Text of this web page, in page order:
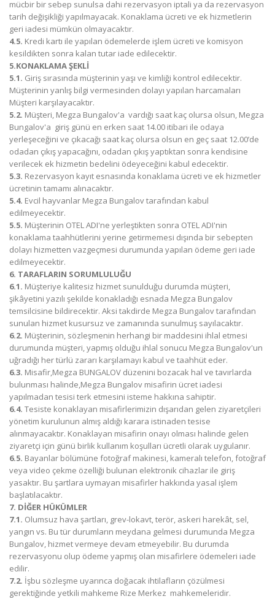
mücbir bir sebep sunulsa dahi rezervasyon iptali ya da rezervasyon
tarih değişikliği yapılmayacak. Konaklama ücreti ve ek hizmetlerin
geri iadesi mümkün olmayacaktır.
4.5. Kredi kartı ile yapılan ödemelerde işlem ücreti ve komisyon
kesildikten sonra kalan tutar iade edilecektir.
5.KONAKLAMA ŞEKLİ
5.1. Giriş sırasında müşterinin yaşı ve kimliği kontrol edilecektir.
Müşterinin yanlış bilgi vermesinden dolayı yapılan harcamaları
Müşteri karşılayacaktır.
5.2. Müşteri, Megza Bungalov'a vardığı saat kaç olursa olsun, Megza
Bungalov'a giriş günü en erken saat 14.00 itibari ile odaya
yerleşeceğini ve çıkacağı saat kaç olursa olsun en geç saat 12.00’de
odadan çıkış yapacağını, odadan çıkış yaptıktan sonra kendisine
verilecek ek hizmetin bedelini ödeyeceğini kabul edecektir.
5.3. Rezervasyon kayıt esnasında konaklama ücreti ve ek hizmetler
ücretinin tamamı alınacaktır.
5.4. Evcil hayvanlar Megza Bungalov tarafından kabul
edilmeyecektir.
5.5. Müşterinin OTEL ADI'ne yerleştikten sonra OTEL ADI'nin
konaklama taahhütlerini yerine getirmemesi dışında bir sebepten
dolayı hizmetten vazgeçmesi durumunda yapılan ödeme geri iade
edilmeyecektir.
6. TARAFLARIN SORUMLULUĞU
6.1. Müşteriye kalitesiz hizmet sunulduğu durumda müşteri,
şikâyetini yazılı şekilde konakladığı esnada Megza Bungalov
temsilcisine bildirecektir. Aksi takdirde Megza Bungalov tarafından
sunulan hizmet kusursuz ve zamanında sunulmuş sayılacaktır.
6.2. Müşterinin, sözleşmenin herhangi bir maddesini ihlal etmesi
durumunda müşteri, yapmış olduğu ihlal sonucu Megza Bungalov'un
uğradığı her türlü zararı karşılamayı kabul ve taahhüt eder.
6.3. Misafir,Megza BUNGALOV düzenini bozacak hal ve tavırlarda
bulunması halinde,Megza Bungalov misafirin ücret iadesi
yapılmadan tesisi terk etmesini isteme hakkına sahiptir.
6.4. Tesiste konaklayan misafirlerimizin dışarıdan gelen ziyaretçileri
yönetim kurulunun almış aldığı karara istinaden tesise
alınmayacaktır. Konaklayan misafirin onayı olması halinde gelen
ziyaretçi için günü birlik kullanım koşulları ücretli olarak uygulanır.
6.5. Bayanlar bölümüne fotoğraf makinesi, kameralı telefon, fotoğraf
veya video çekme özelliği bulunan elektronik cihazlar ile giriş
yasaktır. Bu şartlara uymayan misafirler hakkında yasal işlem
başlatılacaktır.
7. DİĞER HÜKÜMLER
7.1. Olumsuz hava şartları, grev-lokavt, terör, askeri harekât, sel,
yangın vs. Bu tür durumların meydana gelmesi durumunda Megza
Bungalov, hizmet vermeye devam etmeyebilir. Bu durumda
rezervasyonu olup ödeme yapmış olan misafirlere ödemeleri iade
edilir.
7.2. İşbu sözleşme uyarınca doğacak ihtilafların çözülmesi
gerektiğinde yetkili mahkeme Rize Merkez mahkemeleridir.